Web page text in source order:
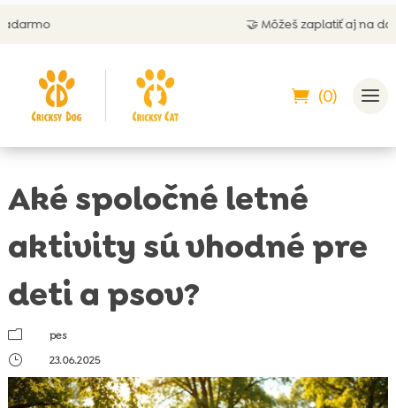
🤝 Môžeš zaplatiť aj na dobierku
(0)
Aké spoločné letné
aktivity sú vhodné pre
deti a psov?
m
pes
}
23.06.2025